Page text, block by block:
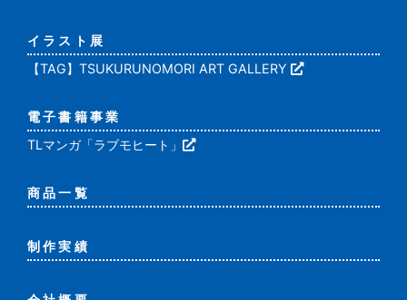
イラスト展
【TAG】TSUKURUNOMORI ART GALLERY
電子書籍事業
TLマンガ「ラブモヒート」
商品一覧
制作実績